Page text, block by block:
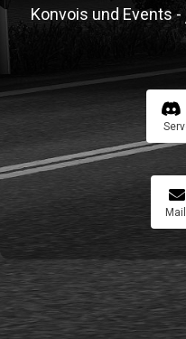
Konvois und Events